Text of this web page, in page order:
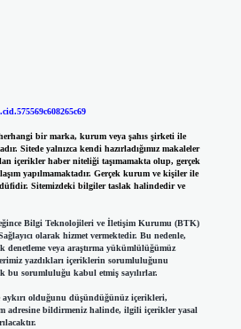
bir marka, kurum veya şahıs şirketi ile
Sitede yalnızca kendi hazırladığımız makaleler
içerikler haber niteliği taşımamakta olup, gerçek
yapılmamaktadır. Gerçek kurum ve kişiler ile
Sitemizdeki bilgiler taslak halindedir ve
Bilgi Teknolojileri ve İletişim Kurumu (BTK)
olarak hizmet vermektedir. Bu nedenle,
veya araştırma yükümlülüğümüz
yazdıkları içeriklerin sorumluluğunu
bu sorumluluğu kabul etmiş sayılırlar.
aykırı olduğunu düşündüğünüz içerikleri,
adresine bildirmeniz halinde, ilgili içerikler yasal